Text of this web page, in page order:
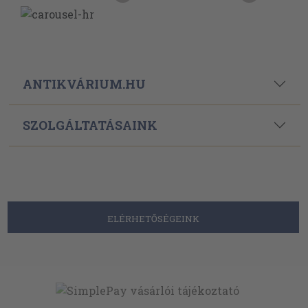
ANTIKVÁRIUM.HU
SZOLGÁLTATÁSAINK
ELÉRHETŐSÉGEINK